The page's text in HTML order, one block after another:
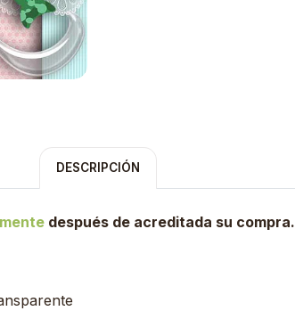
DESCRIPCIÓN
después de acreditada su compra.